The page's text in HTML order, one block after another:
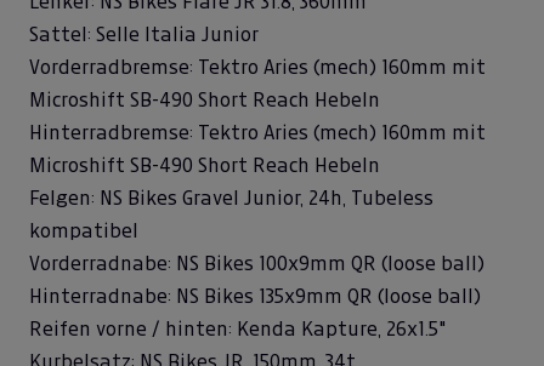
Sattel: Selle Italia Junior
Vorderradbremse: Tektro Aries (mech) 160mm mit
Microshift SB-490 Short Reach Hebeln
Hinterradbremse: Tektro Aries (mech) 160mm mit
Microshift SB-490 Short Reach Hebeln
Felgen: NS Bikes Gravel Junior, 24h, Tubeless
kompatibel
Vorderradnabe: NS Bikes 100x9mm QR (loose ball)
Hinterradnabe: NS Bikes 135x9mm QR (loose ball)
Reifen vorne / hinten: Kenda Kapture, 26x1.5"
Kurbelsatz: NS Bikes JR, 150mm, 34t